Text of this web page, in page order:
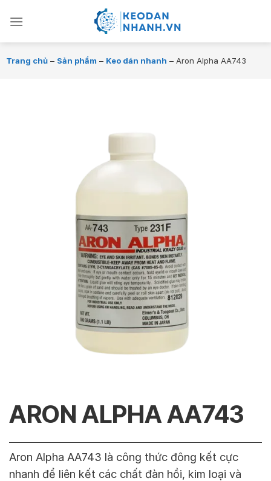
đến
Trang chủ – Sản phẩm – Keo dán nhanh – Aron Alpha AA743
ARON ALPHA AA743
Aron Alpha AA743 là công thức đông kết cực
nhanh để liên kết các chất đàn hồi, kim loại và